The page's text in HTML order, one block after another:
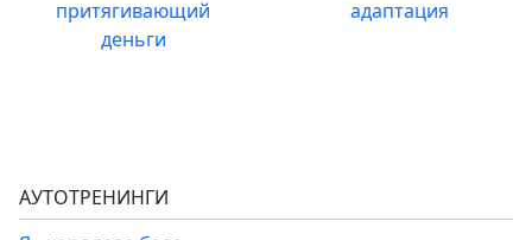
притягивающий
деньги
адаптация
АУТОТРЕНИНГИ